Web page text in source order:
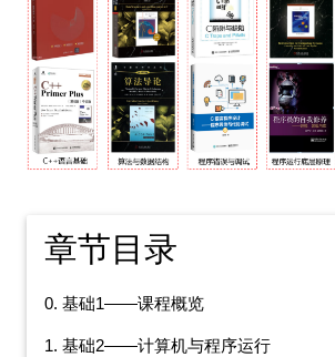
章节目录
0. 基础1——课程概览
1. 基础2——计算机与程序运行